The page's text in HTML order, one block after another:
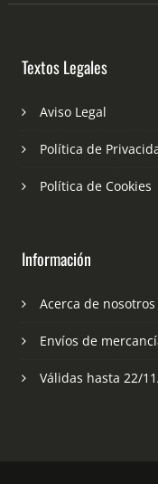
Textos Legales
Aviso Legal
Política de
Política de Cookies
Información
Acerca de nosotros
Envíos de
Válidas hasta 22/